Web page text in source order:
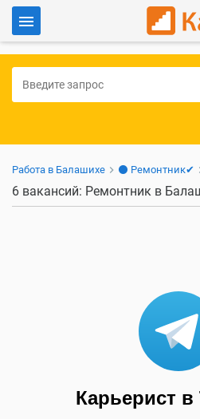
Для работодателей
Работа в Балашихе ⚫ Ремонтник✔
6 вакансий: Ремонтник в
Карьерист в